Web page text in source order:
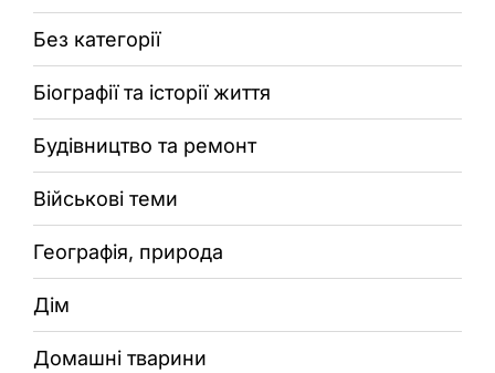
Без категорії
Біографії та історії життя
Будівництво та ремонт
Військові теми
Географія, природа
Дім
Домашні тварини